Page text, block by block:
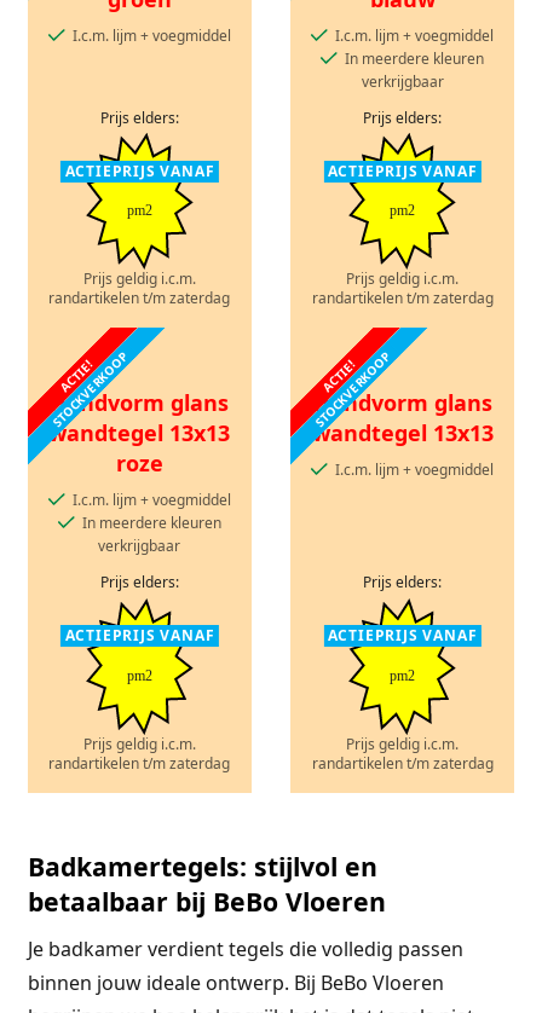
I.c.m. lijm + voegmiddel
Prijs elders:
ACTIEPRIJS VANAF
pm2
Prijs geldig i.c.m.
randartikelen t/m zaterdag
I.c.m. lijm + voegmiddel
In meerdere kleuren
verkrijgbaar
Prijs elders:
ACTIEPRIJS VANAF
pm2
Prijs geldig i.c.m.
randartikelen t/m zaterdag
ACTIE!
STOCKVERKOOP
Handvorm glans
wandtegel 13x13
roze
I.c.m. lijm + voegmiddel
In meerdere kleuren
verkrijgbaar
Prijs elders:
ACTIEPRIJS VANAF
pm2
Prijs geldig i.c.m.
randartikelen t/m zaterdag
ACTIE!
STOCKVERKOOP
Handvorm glans
wandtegel 13x13
I.c.m. lijm + voegmiddel
Prijs elders:
ACTIEPRIJS VANAF
pm2
Prijs geldig i.c.m.
randartikelen t/m zaterdag
Badkamertegels: stijlvol en
betaalbaar bij BeBo Vloeren
Je badkamer verdient tegels die volledig passen
binnen jouw ideale ontwerp. Bij BeBo Vloeren